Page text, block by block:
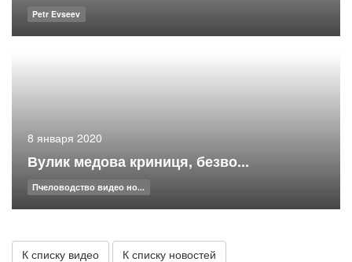
Petr Evseev
8 января 2020
Вулик медова криниця, безво...
Пчеловодство видео но...
К списку видео К списку новостей